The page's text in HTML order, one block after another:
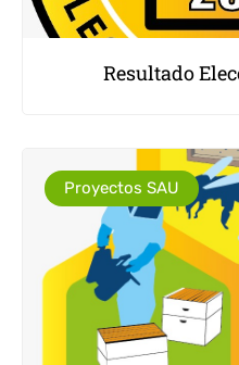
Resultado
Proyectos SAU